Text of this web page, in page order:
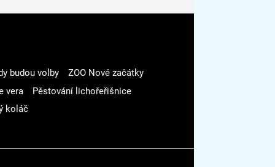
budou volby
ZOO Nové začátky
vera
Pěstování lichořeřišnice
koláč